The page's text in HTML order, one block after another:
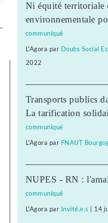
Ni équité territoriale
environnementale
communiqué
L'Agora par Doubs Social
2022
Transports publics
La tarification
communiqué
L'Agora par FNAUT
NUPES - RN :
communiqué
L'Agora par Invité.e.s 14